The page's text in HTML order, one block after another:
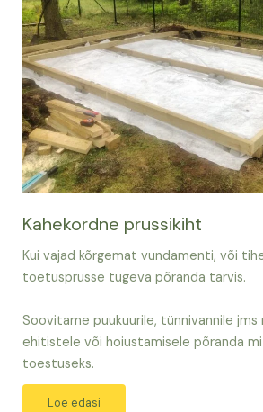
Kahekordne prussikiht
Kui vajad kõrgemat vundamenti, või
toetusprusse tugeva põranda
Soovitame puukuurile, tünnivannile jms
ehitistele või hoiustamisele põranda
toestuseks.
Loe edasi